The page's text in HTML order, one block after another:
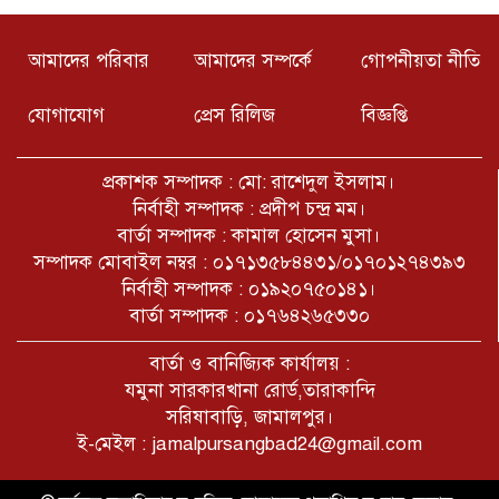
৫ আগষ্ট ইতিহাসের এক ভয়ানক দিন,কি
পেল দেশের জনগন কি পেল আন্দোলন
কারা???
নরসিংদীর শিবপুরের বাঘাব ইউনিয়নের
১০ অসহায় পরিবারের মাঝে ঢেউটিন
বিতরণ
সাপাহার উপজেলার খঞ্জনপুর সীমান্তে ১টি
বিষ্ণু মূর্তি উদ্ধার
W Czacie Gołove AI odpowiada
naturalnie i płynnie na pytania
আমাদের পরিবার আমাদের সম্পর্কে গোপনীয়তা নীতি
যোগাযোগ প্রেস রিলিজ বিজ্ঞপ্তি
প্রকাশক সম্পাদক : মো: রাশেদুল ইসলাম।
নির্বাহী সম্পাদক : প্রদীপ চন্দ্র মম।
বার্তা সম্পাদক : কামাল হোসেন মুসা।
সম্পাদক মোবাইল নম্বর : ০১৭১৩৫৮৪৪৩১/০১৭০১২৭৪৩৯৩
নির্বাহী সম্পাদক : ০১৯২০৭৫০১৪১।
বার্তা সম্পাদক : ০১৭৬৪২৬৫৩৩০
বার্তা ও বানিজ্যিক কার্যালয় :
যমুনা সারকারখানা রোর্ড,তারাকান্দি
সরিষাবাড়ি, জামালপুর।
ই-মেইল : jamalpursangbad24@gmail.com